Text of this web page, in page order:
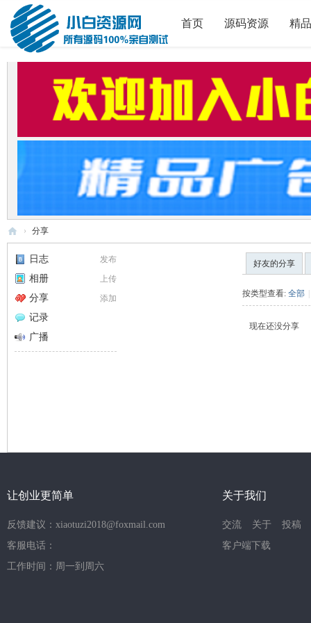
首页 源码资源 精
白
码
› 分享
发布
日志
上传
相册
添加
分享
记录
广播
好友的分享
按类型查看: 全部 |
现在还没分享
让创业更简单
反馈建议：xiaotuzi2018@foxmail.com
客服电话：
工作时间：周一到周六
关于我们
交流 关于
投稿
客户端下载